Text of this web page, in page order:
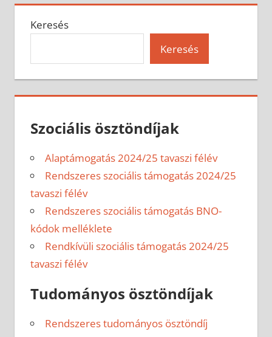
Keresés
Keresés
Szociális ösztöndíjak
Alaptámogatás 2024/25 tavaszi félév
Rendszeres szociális támogatás 2024/25
tavaszi félév
Rendszeres szociális támogatás BNO-
kódok melléklete
Rendkívüli szociális támogatás 2024/25
tavaszi félév
Tudományos ösztöndíjak
Rendszeres tudományos ösztöndíj